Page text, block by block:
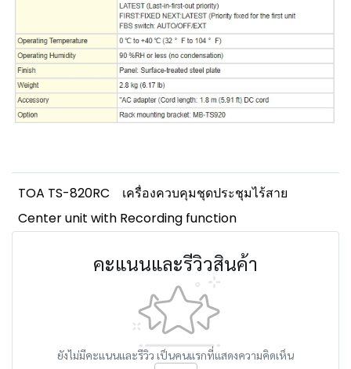
TOA TS-820RC
เครื่องควบคุมชุดประชุมไร้สาย
Center unit with Recording function
คะแนนและรีวิวสินค้า
ยังไม่มีคะแนนและรีวิว เป็นคนแรกที่แสดงความคิดเห็น